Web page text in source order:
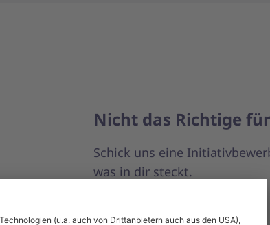
Nicht das Richtige
Schick uns eine
was in dir steckt.
Jetzt bewerben